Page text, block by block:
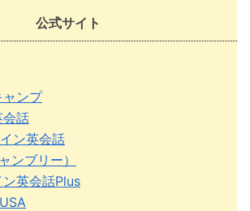
公式サイト
ャンプ
会話
ン英会話
ンブリー）
英会話Plus